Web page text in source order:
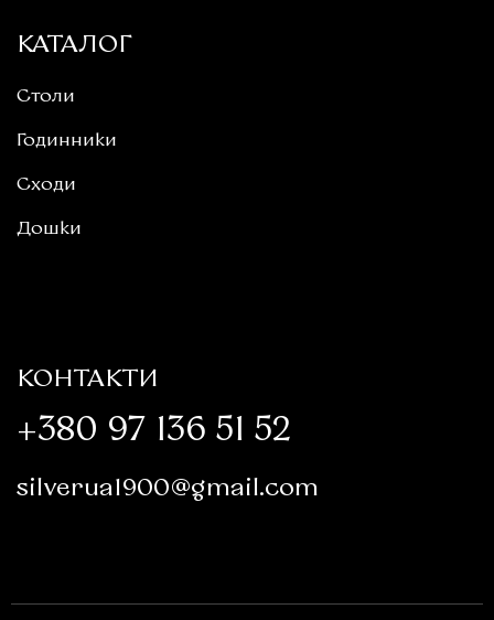
КАТАЛОГ
Столи
Годинники
Сходи
Дошки
КОНТАКТИ
+380 97 136 51 52
silverua1900@gmail.com